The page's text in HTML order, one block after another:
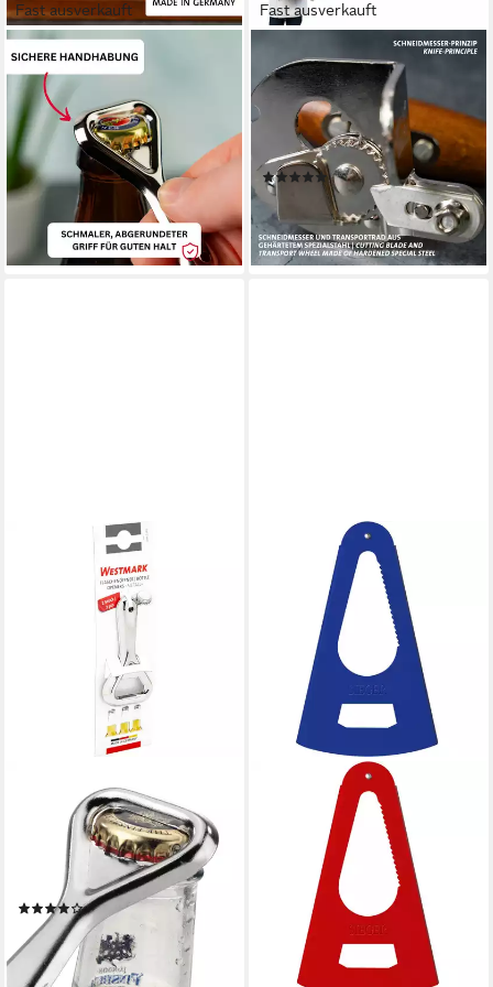
Fast ausverkauft
WESTMARK
Flaschenöffner 10 Stk., für
Flaschen mit Kronkorken,
Stahl/Metall, Silber
9,69 €
lieferbar - in 3-4 Werktagen bei dir
Fast ausverkauft
WESTMARK
Dosenöffner für den
gewerblichen Gebrauch,
Profidosenöffner, Titan, für
Privat oder Gastronomie
(4)
ab 29,99 € UVP 34,99 €
-14%
lieferbar - in 2-3 Werktagen bei dir
Multiöffner 2 Flaschenöffner
Metall Set 2er Set für
Kronkorken, Abgerundeter
(1)
2,79 €
lieferbar - in 3-4 Werktagen bei dir